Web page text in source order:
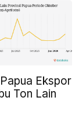
Ekspor
Ton Lain